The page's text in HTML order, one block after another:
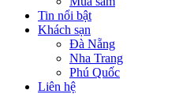
Tin nổi bật
Khách sạn
Đà Nẵng
Nha Trang
Phú Quốc
Liên hệ